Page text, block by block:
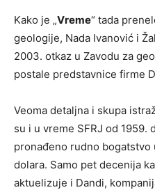
Kako je „Vreme“ tada
geologije, Nada Ivanović i
2003. otkaz u Zavodu za
postale predstavnice firme
Veoma detaljna i skupa
su i u vreme SFRJ od 1959.
pronađeno rudno
dolara. Samo pet decenija
aktuelizuje i Dandi,